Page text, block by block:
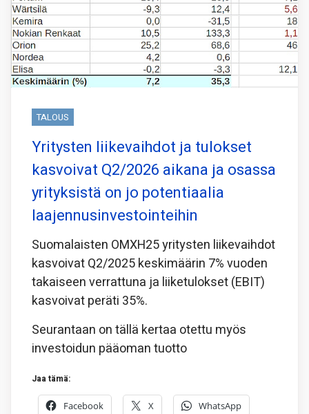
TALOUS
Yritysten liikevaihdot ja tulokset
kasvoivat Q2/2026 aikana ja osassa
yrityksistä on jo potentiaalia
laajennusinvestointeihin
Suomalaisten OMXH25 yritysten liikevaihdot
kasvoivat Q2/2025 keskimäärin 7% vuoden
takaiseen verrattuna ja liiketulokset (EBIT)
kasvoivat peräti 35%.
Seurantaan on tällä kertaa otettu myös
investoidun pääoman tuotto
Jaa tämä:
Facebook X WhatsApp